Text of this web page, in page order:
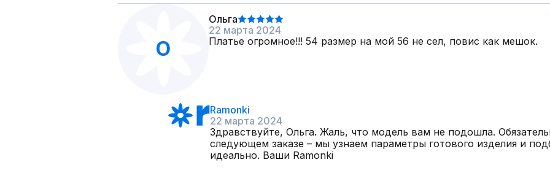
О
Ольга
22 марта 2024
Платье огромное!!! 54 размер на мой 56 не сел, повис как мешок.
Ramonki
22 марта 2024
Здравствуйте, Ольга. Жаль, что модель вам не подошла.
следующем заказе – мы узнаем параметры готового изделия и
идеально. Ваши Ramonki